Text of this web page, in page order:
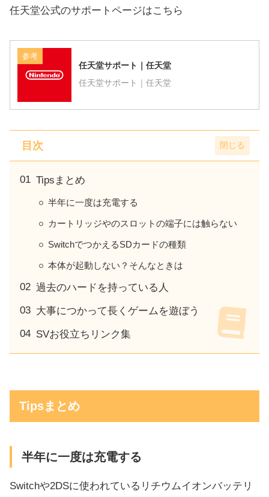
任天堂公式のサポートページはこちら
参考
任天堂サポート｜任天堂
任天堂サポート｜任天堂
目次
Tipsまとめ
半年に一度は充電する
カートリッジやのスロットの端子には触らない
SwitchでつかえるSDカードの種類
本体が起動しない？そんなときは
過去のハードを持っている人
大事につかって長くゲームを遊ぼう
SVお役立ちリンク集
Tipsまとめ
半年に一度は充電する
Switchや2DSに使われているリチウムイオンバッテリ